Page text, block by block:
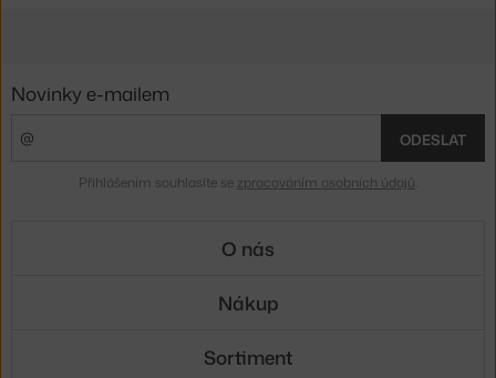
Novinky e-mailem
ODESLAT
Přihlášením souhlasíte se zpracováním osobních údajů
O nás
Nákup
Sortiment